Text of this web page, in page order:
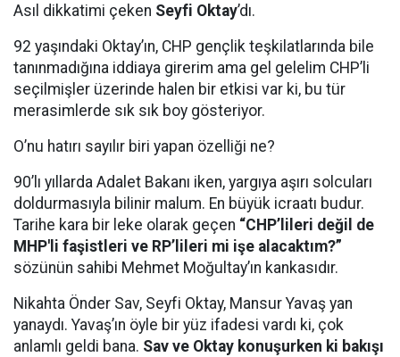
Asıl dikkatimi çeken Seyfi Oktay’dı.
92 yaşındaki Oktay’ın, CHP gençlik teşkilatlarında bile
tanınmadığına iddiaya girerim ama gel gelelim CHP’li
seçilmişler üzerinde halen bir etkisi var ki, bu tür
merasimlerde sık sık boy gösteriyor.
O’nu hatırı sayılır biri yapan özelliği ne?
90’lı yıllarda Adalet Bakanı iken, yargıya aşırı solcuları
doldurmasıyla bilinir malum. En büyük icraatı budur.
Tarihe kara bir leke olarak geçen “CHP’lileri değil de
MHP'li faşistleri ve RP’lileri mi işe alacaktım?”
sözünün sahibi Mehmet Moğultay’ın kankasıdır.
Nikahta Önder Sav, Seyfi Oktay, Mansur Yavaş yan
yanaydı. Yavaş’ın öyle bir yüz ifadesi vardı ki, çok
anlamlı geldi bana. Sav ve Oktay konuşurken ki bakışı